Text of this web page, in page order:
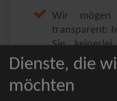
Wir
transparent:
Sie
Sie
Dienste, die
möchten